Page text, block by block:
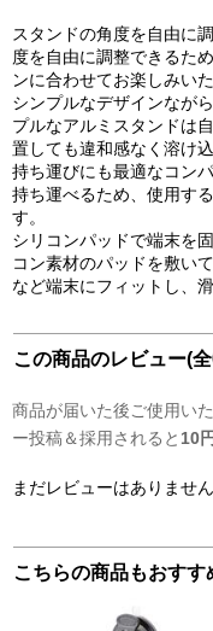
スタンドの角度を自由に
度を自由に調整できるた
ンに合わせてお楽しみいた
シンプルなデザインなが
プルなアルミスタンドは
置しても違和感なく溶け
持ち運びにも最適なコン
持ち運べるため、使用す
す。
シリコンパッドで端末を
コン素材のパッドを敷い
など端末にフィットし、
この商品のレビュー(
商品が届いた後ご使用いた
ー投稿＆採用されると 10
まだレビューはありません
こちらの商品もおすす